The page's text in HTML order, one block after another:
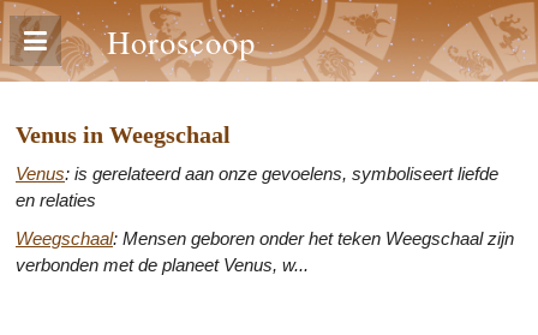
Horoscoop
Venus in Weegschaal
Venus: is gerelateerd aan onze gevoelens, symboliseert liefde
en relaties
Weegschaal: Mensen geboren onder het teken Weegschaal zijn
verbonden met de planeet Venus, w...